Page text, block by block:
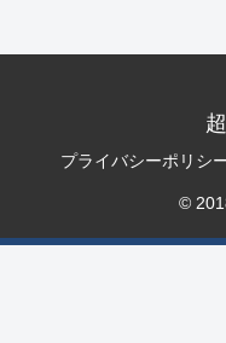
プライバシーポリシ
©